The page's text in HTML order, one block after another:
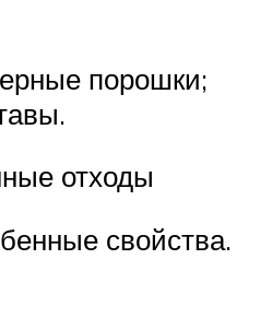
порошки;
отходы
свойства.